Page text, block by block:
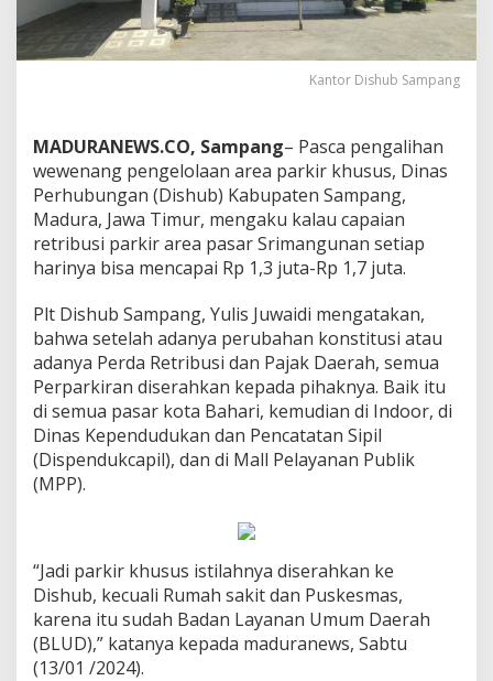
Kantor Dishub Sampang
MADURANEWS.CO, Sampang– Pasca pengalihan
wewenang pengelolaan area parkir khusus, Dinas
Perhubungan (Dishub) Kabupaten Sampang,
Madura, Jawa Timur, mengaku kalau capaian
retribusi parkir area pasar Srimangunan setiap
harinya bisa mencapai Rp 1,3 juta-Rp 1,7 juta.
Plt Dishub Sampang, Yulis Juwaidi mengatakan,
bahwa setelah adanya perubahan konstitusi atau
adanya Perda Retribusi dan Pajak Daerah, semua
Perparkiran diserahkan kepada pihaknya. Baik itu
di semua pasar kota Bahari, kemudian di Indoor, di
Dinas Kependudukan dan Pencatatan Sipil
(Dispendukcapil), dan di Mall Pelayanan Publik
(MPP).
“Jadi parkir khusus istilahnya diserahkan ke
Dishub, kecuali Rumah sakit dan Puskesmas,
karena itu sudah Badan Layanan Umum Daerah
(BLUD),” katanya kepada maduranews, Sabtu
(13/01 /2024).